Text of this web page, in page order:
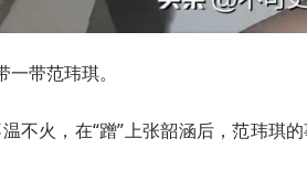
带范玮琪。
不火，在“蹭”上张韶涵后，范玮琪